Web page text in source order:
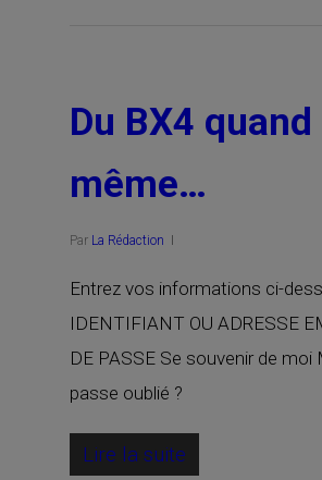
Du BX4 quand
même…
Par La Rédaction
Entrez vos informations ci-
IDENTIFIANT OU ADRESSE
DE PASSE Se souvenir de moi
passe oublié ?
Lire la suite